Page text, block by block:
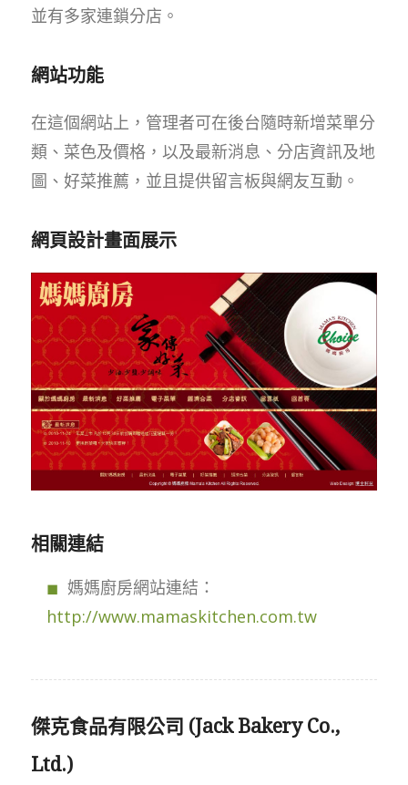
並有多家連鎖分店。
網站功能
在這個網站上，管理者可在後台隨時新增菜單分
類、菜色及價格，以及最新消息、分店資訊及地
圖、好菜推薦，並且提供留言板與網友互動。
網頁設計畫面展示
相關連結
媽媽廚房網站連結：
http://www.mamaskitchen.com.tw
傑克食品有限公司 (Jack Bakery Co.,
Ltd.)